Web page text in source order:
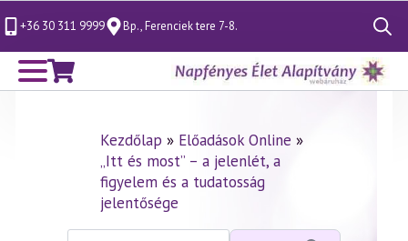
+36 30 311 9999 Bp., Ferenciek tere 7-8.
Search
for:
Kezdőlap » Előadások Online »
„Itt és most” – a jelenlét, a
figyelem és a tudatosság
jelentősége
Keresés